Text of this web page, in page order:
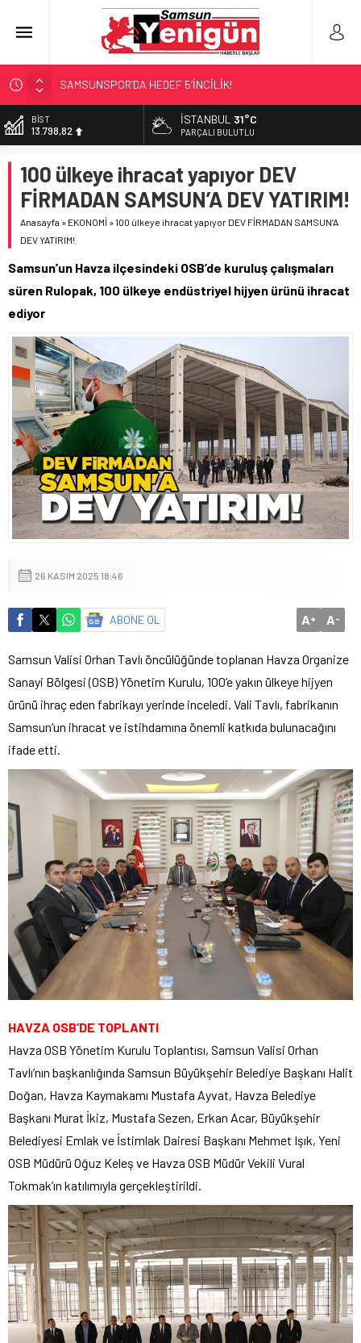
SAMSUNSPOR’DA HEDEF 5’İNCİLİK!
‘BAFRA’YA YATIRIM YAPIN!’
İŞTE FINDIK FİYATI!
GERİ SAYIM BAŞLADI
DOLAR
47,7010
55,0063
ALTIN
6.543,59
BİST
İSTANBUL 31°C
PARÇALI BULUTLU
100 ülkeye ihracat yapıyor DEV
FİRMADAN SAMSUN’A DEV YATIRIM!
Anasayfa » EKONOMİ »100 ülkeye ihracat yapıyor DEV FİRMADAN SAMSUN’A
DEV YATIRIM!
Samsun’un Havza ilçesindeki OSB’de kuruluş çalışmaları
süren Rulopak, 100 ülkeye endüstriyel hijyen ürünü ihracat
ediyor
26 KASIM 2025 18:46
ABONE OL A+ A-
Samsun Valisi Orhan Tavlı öncülüğünde toplanan Havza Organize
Sanayi Bölgesi (OSB) Yönetim Kurulu, 100’e yakın ülkeye hijyen
ürünü ihraç eden fabrikayı yerinde inceledi. Vali Tavlı, fabrikanın
Samsun’un ihracat ve istihdamına önemli katkıda bulunacağını
ifade etti.
HAVZA OSB’DE TOPLANTI
Havza OSB Yönetim Kurulu Toplantısı, Samsun Valisi Orhan
Tavlı’nın başkanlığında Samsun Büyükşehir Belediye Başkanı Halit
Doğan, Havza Kaymakamı Mustafa Ayvat, Havza Belediye
Başkanı Murat İkiz, Mustafa Sezen, Erkan Acar, Büyükşehir
Belediyesi Emlak ve İstimlak Dairesi Başkanı Mehmet Işık, Yeni
OSB Müdürü Oğuz Keleş ve Havza OSB Müdür Vekili Vural
Tokmak’ın katılımıyla gerçekleştirildi.